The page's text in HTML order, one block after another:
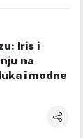
Iris i
na
i modne